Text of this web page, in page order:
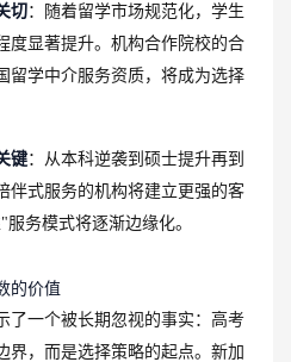
切：随着留学市场规范化，学生
度显著提升。机构合作院校的合
留学中介服务资质，将成为选择
键：从本科逆袭到硕士提升再到
伴式服务的机构将建立更强的客
务模式将逐渐边缘化。
的价值
了一个被长期忽视的事实：高考
界，而是选择策略的起点。新加